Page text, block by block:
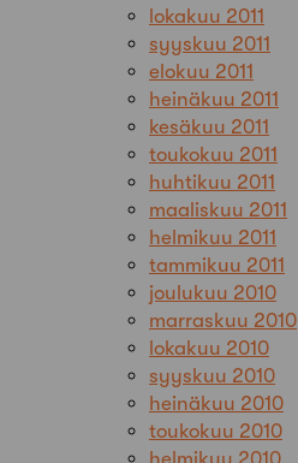
lokakuu 2011
syyskuu 2011
elokuu 2011
heinäkuu 2011
kesäkuu 2011
toukokuu 2011
huhtikuu 2011
maaliskuu 2011
helmikuu 2011
tammikuu 2011
joulukuu 2010
marraskuu 2010
lokakuu 2010
syyskuu 2010
heinäkuu 2010
toukokuu 2010
helmikuu 2010